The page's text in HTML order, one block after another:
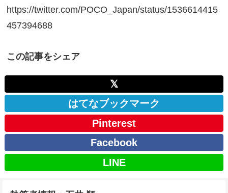
https://twitter.com/POCO_Japan/status/1536614415
457394688
この記事をシェア
𝕏
はてなブックマーク
Pinterest
Facebook
LINE